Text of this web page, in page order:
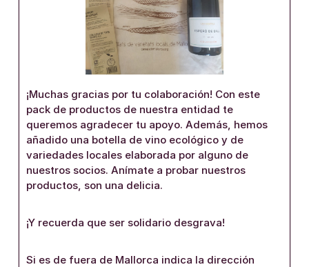
¡Muchas gracias por tu colaboración! Con este
pack de productos de nuestra entidad te
queremos agradecer tu apoyo. Además, hemos
añadido una botella de vino ecológico y de
variedades locales elaborada por alguno de
nuestros socios. Anímate a probar nuestros
productos, son una delicia.
¡Y recuerda que ser solidario desgrava!
Si es de fuera de Mallorca indica la dirección